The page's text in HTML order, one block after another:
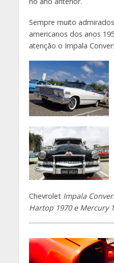
Sempre muito
americanos dos anos
atenção o Impala
Chevrolet Impala
Hartop 1970 e Mercury